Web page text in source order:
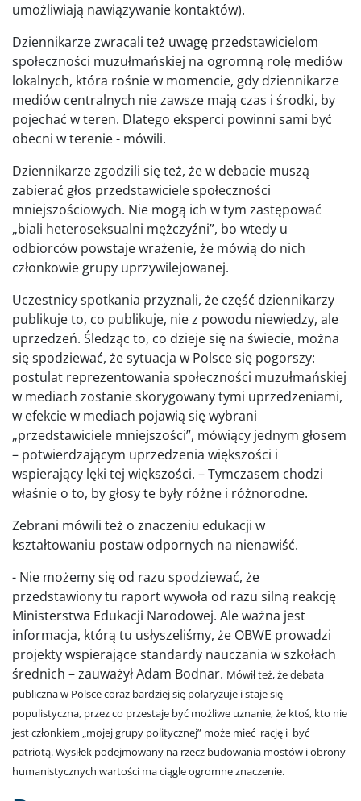
umożliwiają nawiązywanie kontaktów).
Dziennikarze zwracali też uwagę przedstawicielom
społeczności muzułmańskiej na ogromną rolę mediów
lokalnych, która rośnie w momencie, gdy dziennikarze
mediów centralnych nie zawsze mają czas i środki, by
pojechać w teren. Dlatego eksperci powinni sami być
obecni w terenie - mówili.
Dziennikarze zgodzili się też, że w debacie muszą
zabierać głos przedstawiciele społeczności
mniejszościowych. Nie mogą ich w tym zastępować
„biali heteroseksualni mężczyźni”, bo wtedy u
odbiorców powstaje wrażenie, że mówią do nich
członkowie grupy uprzywilejowanej.
Uczestnicy spotkania przyznali, że część dziennikarzy
publikuje to, co publikuje, nie z powodu niewiedzy, ale
uprzedzeń. Śledząc to, co dzieje się na świecie, można
się spodziewać, że sytuacja w Polsce się pogorszy:
postulat reprezentowania społeczności muzułmańskiej
w mediach zostanie skorygowany tymi uprzedzeniami,
w efekcie w mediach pojawią się wybrani
„przedstawiciele mniejszości”, mówiący jednym głosem
– potwierdzającym uprzedzenia większości i
wspierający lęki tej większości. – Tymczasem chodzi
właśnie o to, by głosy te były różne i różnorodne.
Zebrani mówili też o znaczeniu edukacji w
kształtowaniu postaw odpornych na nienawiść.
- Nie możemy się od razu spodziewać, że
przedstawiony tu raport wywoła od razu silną reakcję
Ministerstwa Edukacji Narodowej. Ale ważna jest
informacja, którą tu usłyszeliśmy, że OBWE prowadzi
projekty wspierające standardy nauczania w szkołach
średnich – zauważył Adam Bodnar. Mówił też, że debata
publiczna w Polsce coraz bardziej się polaryzuje i staje się
populistyczna, przez co przestaje być możliwe uznanie, że ktoś, kto nie
jest członkiem „mojej grupy politycznej” może mieć rację i być
patriotą. Wysiłek podejmowany na rzecz budowania mostów i obrony
humanistycznych wartości ma ciągle ogromne znaczenie.